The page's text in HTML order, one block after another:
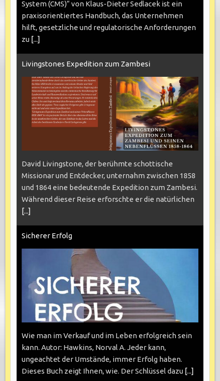
System (CMS)“ von Klaus-Dieter Sedlacek ist ein
praxisorientiertes Handbuch, das Unternehmen
hilft, gesetzliche und regulatorische Anforderungen
zu [...]
Livingstones Expedition zum Zambesi
David Livingstone, der berühmte schottische
Missionar und Entdecker, unternahm zwischen 1858
und 1864 eine bedeutende Expedition zum Zambesi.
Während dieser Reise erforschte er die natürlichen
[...]
Sicherer Erfolg
Wie man im Verkauf und im Leben erfolgreich sein
kann. Autor: Hawkins, Norval A. Jeder kann,
ungeachtet der Umstände, immer Erfolg haben.
Dieses Buch zeigt Ihnen, wie. Der Schlüssel dazu [...]